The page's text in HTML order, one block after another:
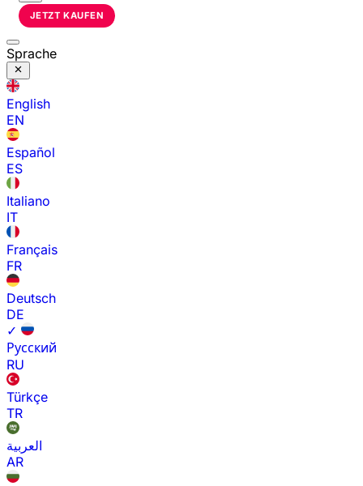
JETZT KAUFEN
Sprache
English
EN
Español
ES
Italiano
IT
Français
FR
Deutsch
DE
✓
Русский
RU
Türkçe
TR
العربية
AR